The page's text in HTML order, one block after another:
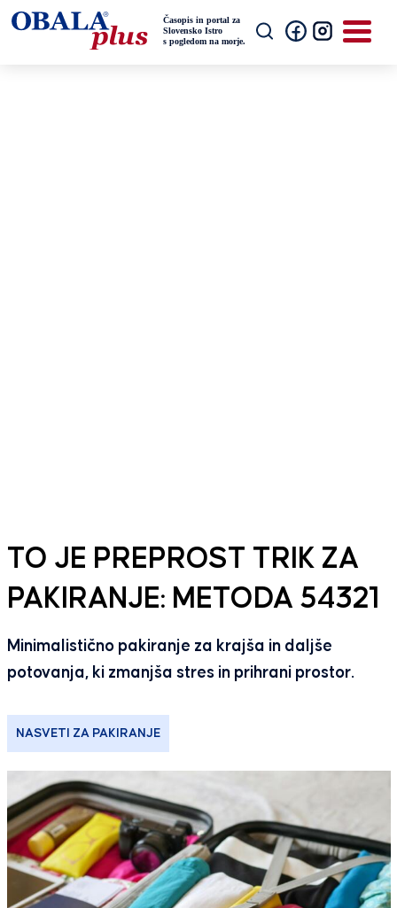
TO JE PREPROST TRIK ZA
PAKIRANJE: METODA 54321
Minimalistično pakiranje za krajša in daljše
potovanja, ki zmanjša stres in prihrani prostor.
NASVETI ZA PAKIRANJE